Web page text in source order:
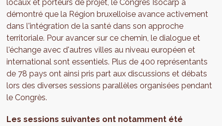
locaux et porteurs de projet, le Congrès Isocarp a
démontré que la Région bruxelloise avance activement
dans l'intégration de la santé dans son approche
territoriale. Pour avancer sur ce chemin, le dialogue et
l'échange avec d'autres villes au niveau européen et
international sont essentiels. Plus de 400 représentants
de 78 pays ont ainsi pris part aux discussions et débats
lors des diverses sessions parallèles organisées pendant
le Congrès.
Les sessions suivantes ont notamment été